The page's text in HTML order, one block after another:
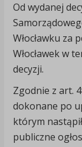
Od wydanej
Włocławku za
Włocławek w
decyzji.
Zgodnie z art.
dokonane po
którym
publiczne